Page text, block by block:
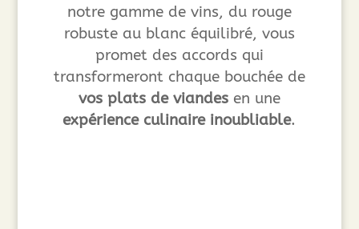
notre gamme de vins, du rouge
robuste au blanc équilibré, vous
promet des accords qui
transformeront chaque bouchée de
vos plats de viandesen une
expérience culinaire inoubliable.